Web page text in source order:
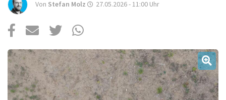
Über uns
Podcast
Mac Life+
Anmelden
Von Stefan Molz 27.05.2026 - 11:00 Uhr